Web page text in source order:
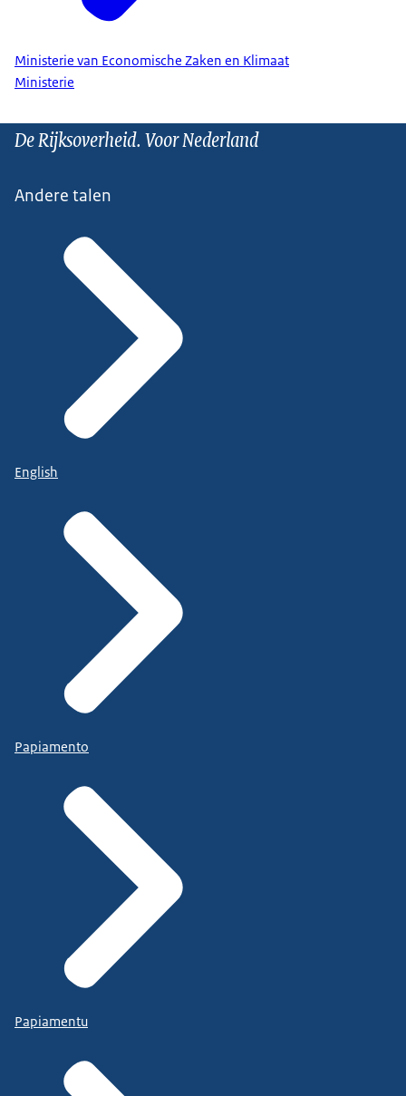
Ministerie van Economische Zaken en Klimaat
Ministerie
De Rijksoverheid. Voor Nederland
Andere talen
English
Papiamento
Papiamentu